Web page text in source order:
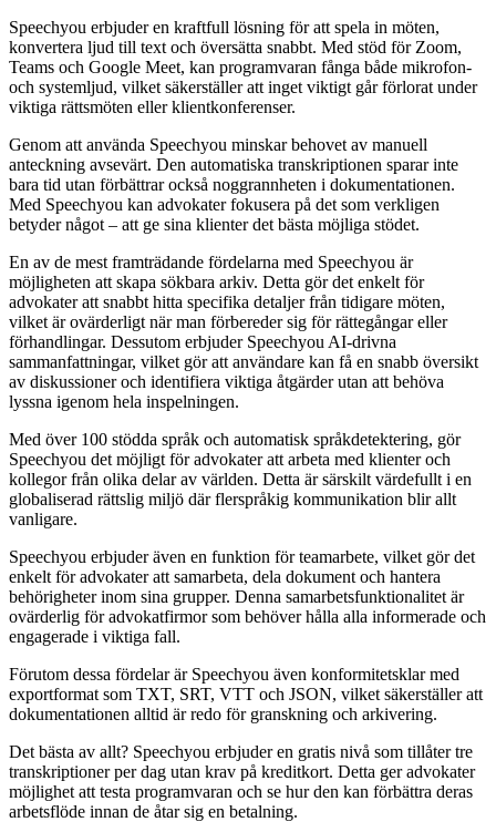
Speechyou erbjuder en kraftfull lösning för att spela in möten,
konvertera ljud till text och översätta snabbt. Med stöd för Zoom,
Teams och Google Meet, kan programvaran fånga både mikrofon-
och systemljud, vilket säkerställer att inget viktigt går förlorat under
viktiga rättsmöten eller klientkonferenser.
Genom att använda Speechyou minskar behovet av manuell
anteckning avsevärt. Den automatiska transkriptionen sparar inte
bara tid utan förbättrar också noggrannheten i dokumentationen.
Med Speechyou kan advokater fokusera på det som verkligen
betyder något – att ge sina klienter det bästa möjliga stödet.
En av de mest framträdande fördelarna med Speechyou är
möjligheten att skapa sökbara arkiv. Detta gör det enkelt för
advokater att snabbt hitta specifika detaljer från tidigare möten,
vilket är ovärderligt när man förbereder sig för rättegångar eller
förhandlingar. Dessutom erbjuder Speechyou AI-drivna
sammanfattningar, vilket gör att användare kan få en snabb översikt
av diskussioner och identifiera viktiga åtgärder utan att behöva
lyssna igenom hela inspelningen.
Med över 100 stödda språk och automatisk språkdetektering, gör
Speechyou det möjligt för advokater att arbeta med klienter och
kollegor från olika delar av världen. Detta är särskilt värdefullt i en
globaliserad rättslig miljö där flerspråkig kommunikation blir allt
vanligare.
Speechyou erbjuder även en funktion för teamarbete, vilket gör det
enkelt för advokater att samarbeta, dela dokument och hantera
behörigheter inom sina grupper. Denna samarbetsfunktionalitet är
ovärderlig för advokatfirmor som behöver hålla alla informerade och
engagerade i viktiga fall.
Förutom dessa fördelar är Speechyou även konformitetsklar med
exportformat som TXT, SRT, VTT och JSON, vilket säkerställer att
dokumentationen alltid är redo för granskning och arkivering.
Det bästa av allt? Speechyou erbjuder en gratis nivå som tillåter tre
transkriptioner per dag utan krav på kreditkort. Detta ger advokater
möjlighet att testa programvaran och se hur den kan förbättra deras
arbetsflöde innan de åtar sig en betalning.